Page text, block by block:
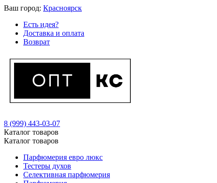
Ваш город: Красноярск
Есть идея?
Доставка и оплата
Возврат
8 (999) 443-03-07
Каталог товаров
Каталог товаров
Парфюмерия евро люкс
Тестеры духов
Селективная парфюмерия